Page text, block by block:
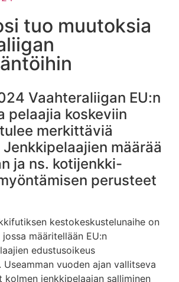
tuo muutoksia
Vaahteraliigan EU:n
pelaajia koskeviin
merkittäviä
määrää
ja ns. kotijenkki-
perusteet
kestokeskustelunaihe on
määritellään EU:n
edustusoikeus
Useamman vuoden ajan vallitseva
jenkkipelaajan salliminen